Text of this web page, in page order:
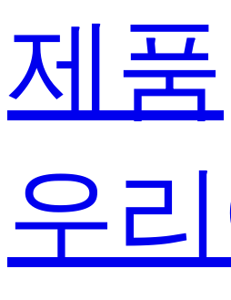
제품
우